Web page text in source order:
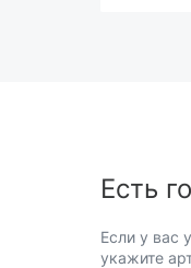
Есть
Если у вас
укажите